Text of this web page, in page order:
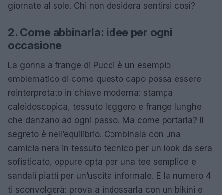
giornate al sole. Chi non desidera sentirsi così?
2. Come abbinarla: idee per ogni
occasione
La gonna a frange di Pucci è un esempio
emblematico di come questo capo possa essere
reinterpretato in chiave moderna: stampa
caleidoscopica, tessuto leggero e frange lunghe
che danzano ad ogni passo. Ma come portarla? Il
segreto è nell’equilibrio. Combinala con una
camicia nera in tessuto tecnico per un look da sera
sofisticato, oppure opta per una tee semplice e
sandali piatti per un’uscita informale. E la numero 4
ti sconvolgerà: prova a indossarla con un bikini e